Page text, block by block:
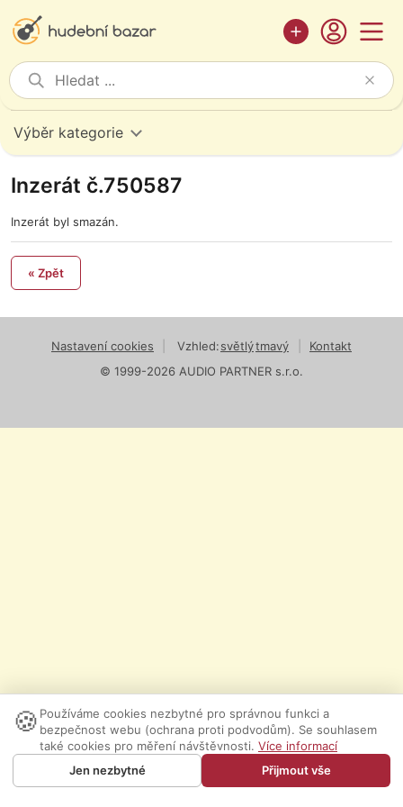
Výběr kategorie
Inzerát č.750587
Inzerát byl smazán.
« Zpět
Nastavení cookies Vzhled:světlýtmavý
Kontakt
© 1999-2026 AUDIO PARTNER s.r.o.
🍪 Používáme cookies nezbytné pro správnou funkci a
bezpečnost webu (ochrana proti podvodům). Se souhlasem
také cookies pro měření návštěvnosti. Více informací
Jen nezbytné
Přijmout vše